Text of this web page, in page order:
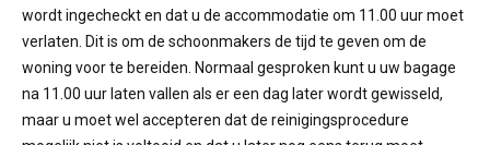
wordt ingecheckt en dat u de accommodatie om 11.00 uur moet
verlaten. Dit is om de schoonmakers de tijd te geven om de
woning voor te bereiden. Normaal gesproken kunt u uw bagage
na 11.00 uur laten vallen als er een dag later wordt gewisseld,
maar u moet wel accepteren dat de reinigingsprocedure